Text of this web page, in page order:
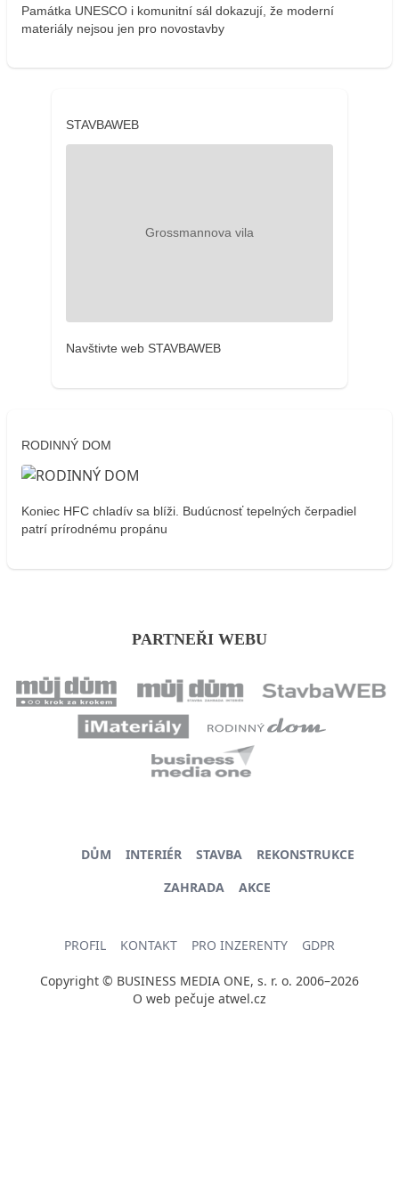
Památka UNESCO i komunitní sál dokazují, že moderní
materiály nejsou jen pro novostavby
STAVBAWEB
Navštivte web STAVBAWEB
RODINNÝ DOM
Koniec HFC chladív sa blíži. Budúcnosť tepelných čerpadiel
patrí prírodnému propánu
PARTNEŘI WEBU
DŮM INTERIÉR STAVBA
REKONSTRUKCE
ZAHRADA
AKCE
PROFIL KONTAKT PRO INZERENTY GDPR
Copyright © BUSINESS MEDIA ONE, s. r. o. 2006–2026